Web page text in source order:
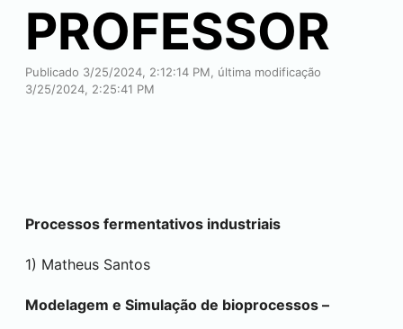
PROFESSOR
Publicado 3/25/2024, 2:12:14 PM, última modificação
3/25/2024, 2:25:41 PM
Processos fermentativos industriais
1) Matheus Santos
Modelagem e Simulação de bioprocessos –